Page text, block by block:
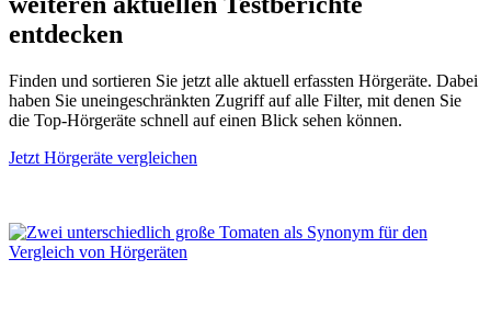
entdecken
Finden und sortieren Sie jetzt alle aktuell erfassten Hörgeräte. Dabei
haben Sie uneingeschränkten Zugriff auf alle Filter, mit denen Sie
die Top-Hörgeräte schnell auf einen Blick sehen können.
Jetzt Hörgeräte vergleichen